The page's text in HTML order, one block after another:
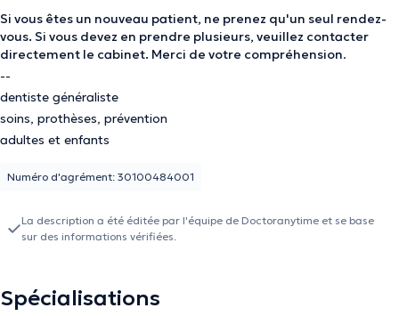
Si vous êtes un nouveau patient, ne prenez qu'un seul rendez-
vous. Si vous devez en prendre plusieurs, veuillez contacter
directement le cabinet. Merci de votre compréhension.
--
dentiste généraliste
soins, prothèses, prévention
adultes et enfants
Numéro d'agrément: 30100484001
La description a été éditée par l'équipe de Doctoranytime et se base
sur des informations vérifiées.
Spécialisations